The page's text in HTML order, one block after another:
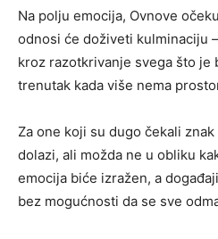
Na polju emocija, Ovnove
odnosi će doživeti kulminaciju
kroz razotkrivanje svega što je
trenutak kada više nema
Za one koji su dugo čekali
dolazi, ali možda ne u obliku
emocija biće izražen, a
bez mogućnosti da se sve